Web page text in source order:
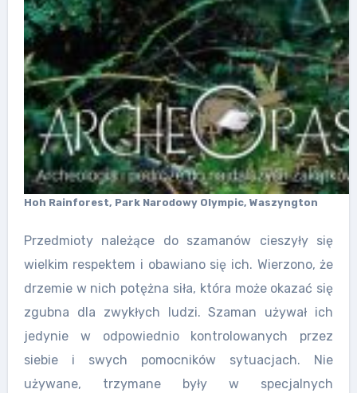
Hoh Rainforest, Park Narodowy Olympic, Waszyngton
Przedmioty należące do szamanów cieszyły się
wielkim respektem i obawiano się ich. Wierzono, że
drzemie w nich potężna siła, która może okazać się
zgubna dla zwykłych ludzi. Szaman używał ich
jedynie w odpowiednio kontrolowanych przez
siebie i swych pomocników sytuacjach. Nie
używane, trzymane były w specjalnych